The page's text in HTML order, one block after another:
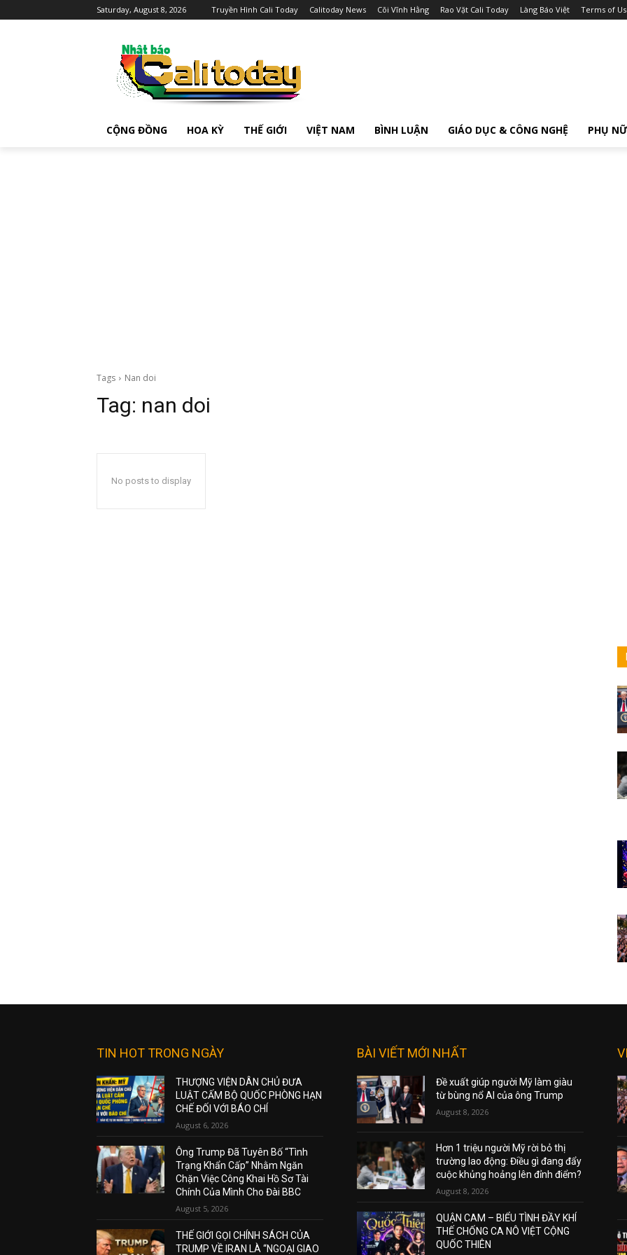
Saturday, August 8, 2026 Truyền Hình Cali Today Calitoday News Cõi Vĩnh Hằng Rao Vặt Cali Today Làng Báo Việt Terms of
CỘNG ĐỒNG HOA KỲ THẾ GIỚI VIỆT NAM BÌNH LUẬN GIÁO DỤC & CÔNG NGHỆ PHỤ NỮ
Tags Nan doi
Tag: nan doi
No posts to display
TIN HOT TRONG NGÀY
THƯỢNG VIỆN DÂN CHỦ ĐƯA
LUẬT CẤM BỘ QUỐC PHÒNG HẠN
CHẾ ĐỐI VỚI BÁO CHÍ
August 6, 2026
Ông Trump Đã Tuyên Bố “Tình
Trạng Khẩn Cấp” Nhằm Ngăn
Chặn Việc Công Khai Hồ Sơ Tài
Chính Của Mình Cho Đài BBC
August 5, 2026
THẾ GIỚI GỌI CHÍNH SÁCH CỦA
TRUMP VỀ IRAN LÀ “NGOẠI GIAO
BÀI VIẾT MỚI NHẤT
Đề xuất giúp người Mỹ làm giàu
từ bùng nổ AI của ông Trump
August 8, 2026
Hơn 1 triệu người Mỹ rời bỏ thị
trường lao động: Điều gì đang đẩy
cuộc khủng hoảng lên đỉnh điểm?
August 8, 2026
QUẬN CAM – BIỂU TÌNH ĐẦY KHÍ
THẾ CHỐNG CA NÔ VIỆT CỘNG
QUỐC THIÊN